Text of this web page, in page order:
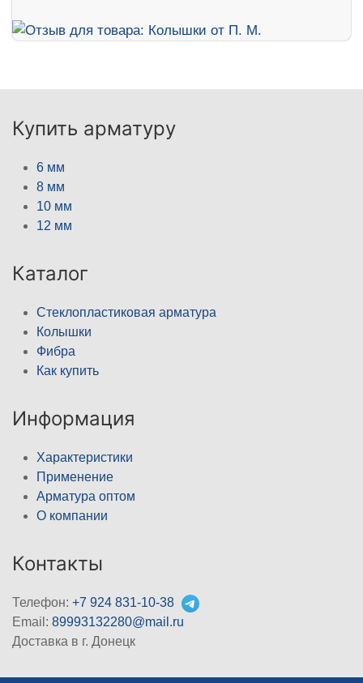
Купить арматуру
6 мм
8 мм
10 мм
12 мм
Каталог
Стеклопластиковая арматура
Колышки
Фибра
Как купить
Информация
Характеристики
Применение
Арматура оптом
О компании
Контакты
Телефон: +7 924 831-10-38
Email: 89993132280@mail.ru
Доставка в г. Донецк